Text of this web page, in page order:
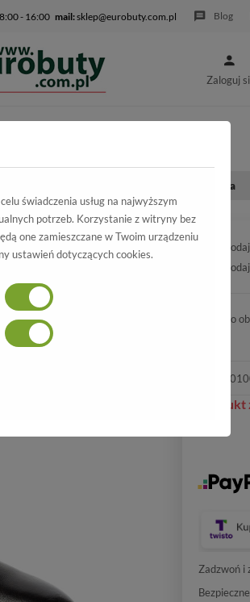
- 16:00 mail:sklep@eurobuty.com.pl Blog
Zaloguj
Czółenka Lizard 04154-0122-18 Czarny Skóra
Cena po
Zadzwoń i
świadczenia usług na najwyższym
potrzeb. Korzystanie z witryny bez
one zamieszczane w Twoim urządzeniu
ustawień dotyczących cookies.